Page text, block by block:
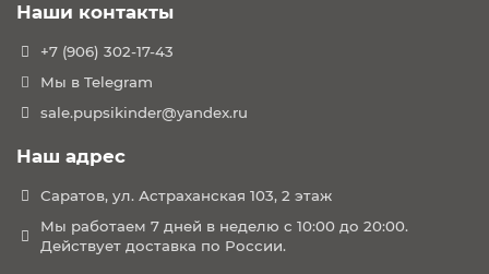
Наши контакты
+7 (906) 302-17-43
Мы в Telegram
sale.pupsikinder@yandex.ru
Наш адрес
Саратов, ул. Астраханская 103, 2 этаж
Мы работаем 7 дней в неделю с 10:00 до 20:00.
Действует доставка по России.